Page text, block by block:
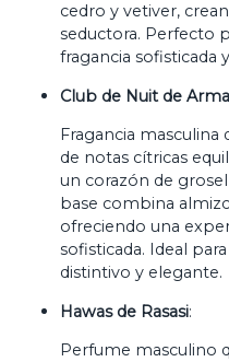
cedro y vetiver,
seductora. Perfecto
fragancia sofisticada
Club de Nuit de
Fragancia
de notas cítricas
un corazón de
base combina
ofreciendo una
sofisticada. Ideal
distintivo y elegante.
Hawas de Rasasi:
Perfume masculino